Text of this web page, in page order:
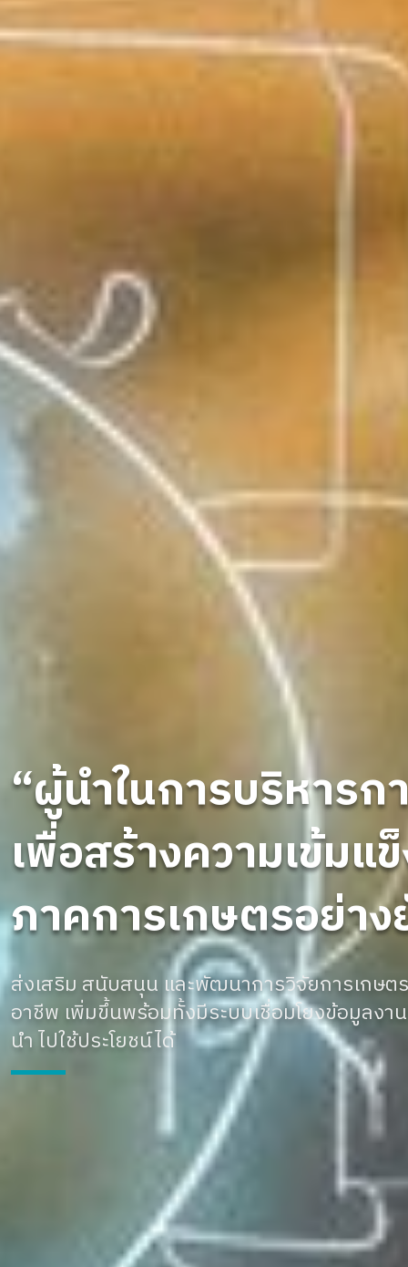
“ผู้นำในการบริหาร
เพื่อสร้างความเข้มแ
ภาคการเกษตรอย่า
ส่งเสริม สนับสนุน และพัฒนาการวิจัยการเกษ
อาชีพ เพิ่มขึ้นพร้อมทั้งมีระบบเชื่อมโยงข้อมูลง
นำ ไปใช้ประโยชน์ได้